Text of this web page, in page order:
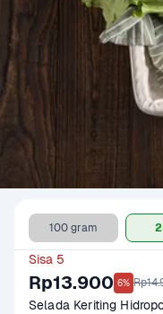
100 gram
Sisa 5
Rp13.900 6%
Selada Keriting